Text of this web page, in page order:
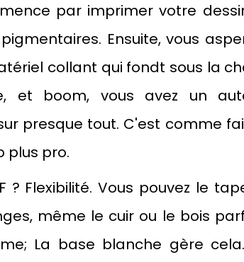
par imprimer votre
Ensuite, vous
collant qui fondt sous la
et boom, vous avez un
presque tout. C'est comme
plus pro.
? Flexibilité. Vous pouvez le
même le cuir ou le bois
La base blanche gère